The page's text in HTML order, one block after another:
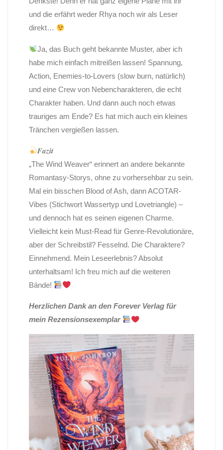
und die erfährt weder Rhya noch wir als Leser
direkt…
Ja, das Buch geht bekannte Muster, aber ich
habe mich einfach mitreißen lassen! Spannung,
Action, Enemies-to-Lovers (slow burn, natürlich)
und eine Crew von Nebencharakteren, die echt
Charakter haben. Und dann auch noch etwas
trauriges am Ende? Es hat mich auch ein kleines
Tränchen vergießen lassen.
𝑭𝒂𝒛𝒊𝒕
„The Wind Weaver“ erinnert an andere bekannte
Romantasy-Storys, ohne zu vorhersehbar zu sein.
Mal ein bisschen Blood of Ash, dann ACOTAR-
Vibes (Stichwort Wassertyp und Lovetriangle) –
und dennoch hat es seinen eigenen Charme.
Vielleicht kein Must-Read für Genre-Revolutionäre,
aber der Schreibstil? Fesselnd. Die Charaktere?
Einnehmend. Mein Leseerlebnis? Absolut
unterhaltsam! Ich freu mich auf die weiteren
Bände!
Herzlichen Dank an den Forever Verlag für
mein Rezensionsexemplar